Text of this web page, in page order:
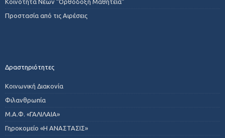
Κοινότητα Νέων “Ορθόδοξη Μαθητεία”
Προστασία από τις Αιρέσεις
Δραστηριότητες
Κοινωνική Διακονία
Φιλανθρωπία
Μ.Α.Φ. «ΓΑΛΙΛΑΙΑ»
Γηροκομείο «Η ΑΝΑΣΤΑΣΙΣ»